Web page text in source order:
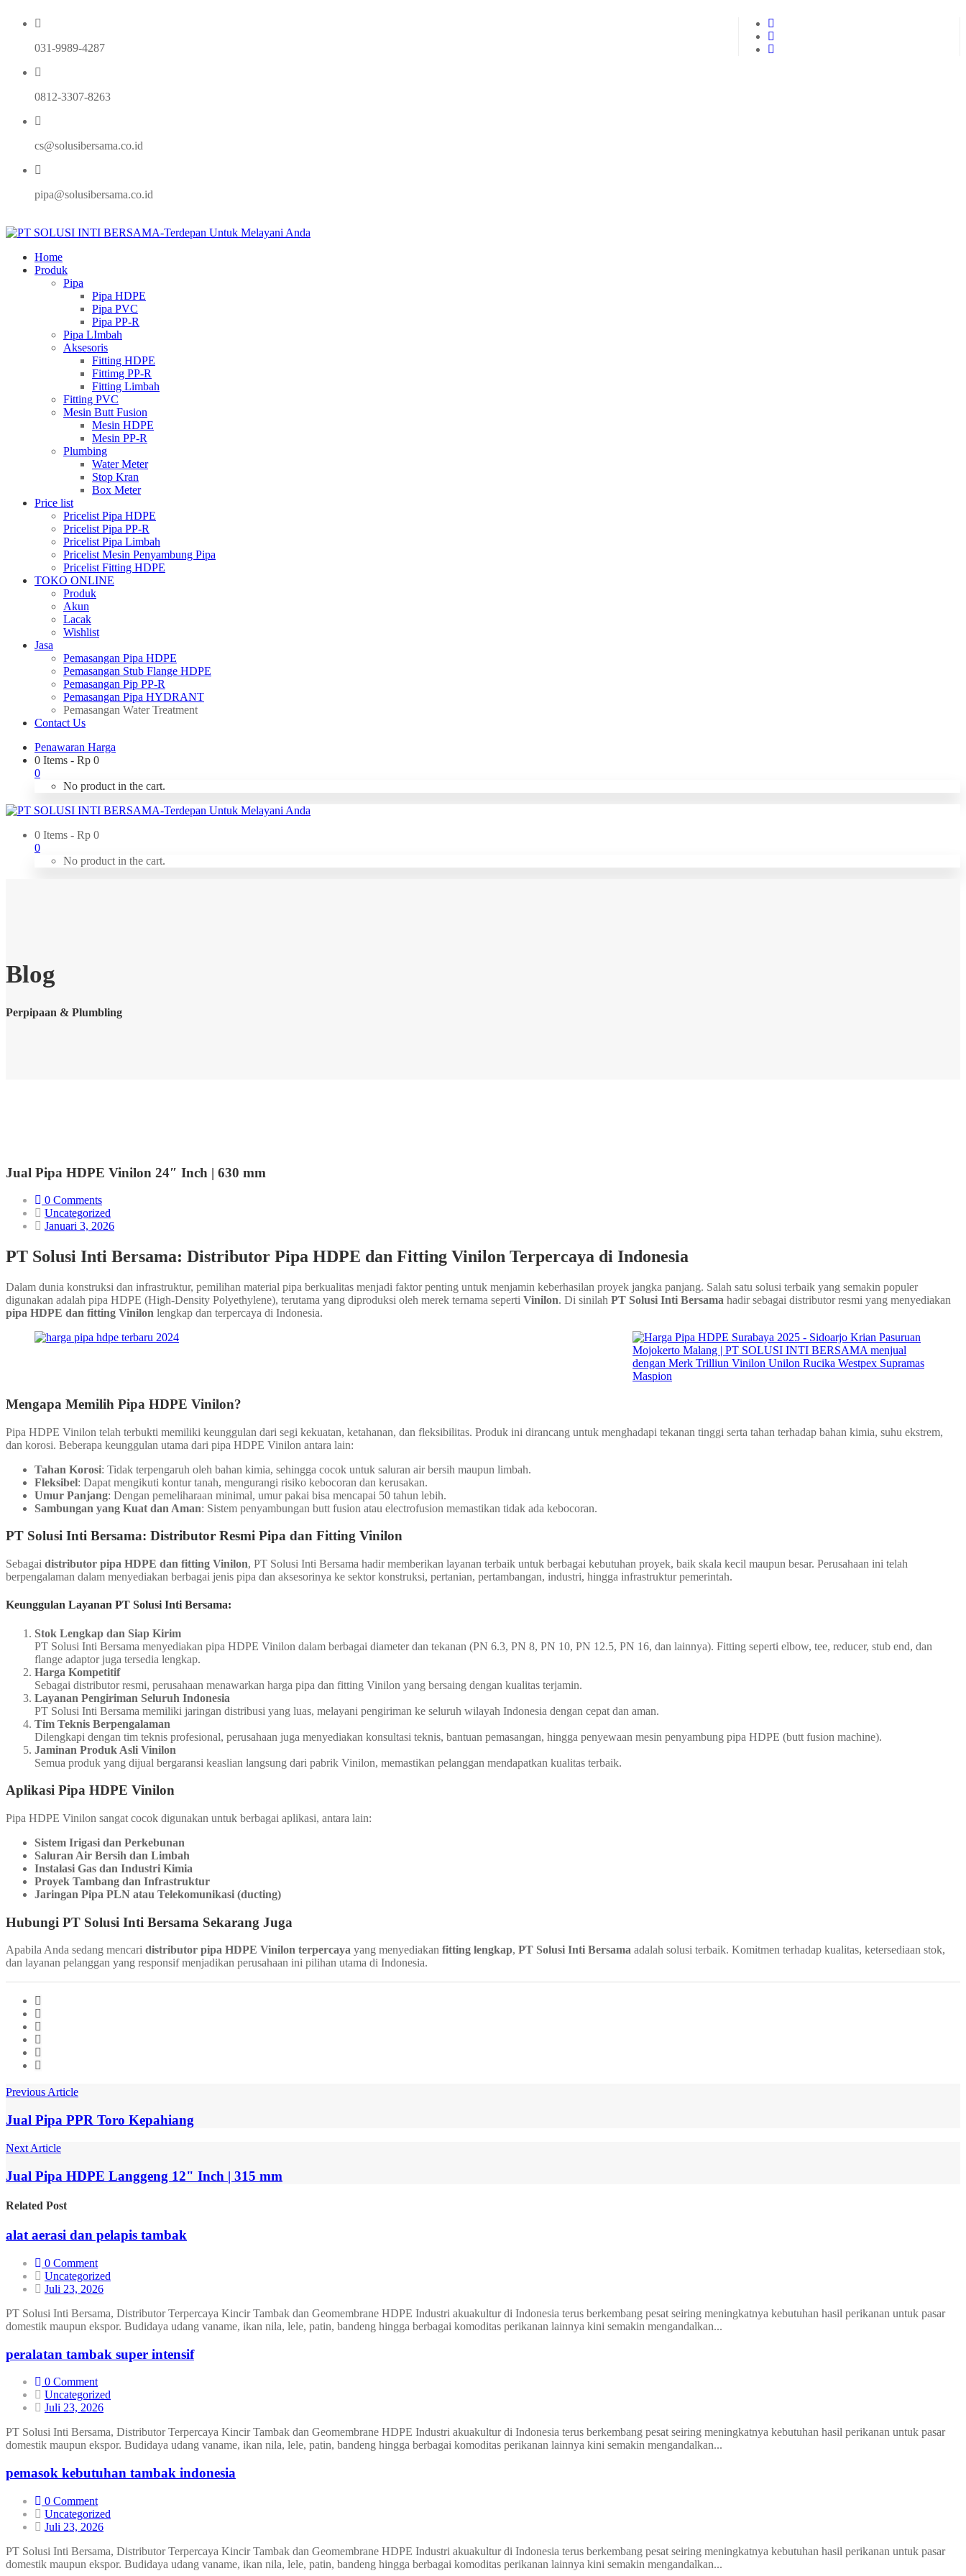
031-9989-4287
0812-3307-8263
cs@solusibersama.co.id
pipa@solusibersama.co.id
Home
Produk
Pipa
Pipa HDPE
Pipa PVC
Pipa PP-R
Pipa LImbah
Aksesoris
Fitting HDPE
Fittimg PP-R
Fitting Limbah
Fitting PVC
Mesin Butt Fusion
Mesin HDPE
Mesin PP-R
Plumbing
Water Meter
Stop Kran
Box Meter
Price list
Pricelist Pipa HDPE
Pricelist Pipa PP-R
Pricelist Pipa Limbah
Pricelist Mesin Penyambung Pipa
Pricelist Fitting HDPE
TOKO ONLINE
Produk
Akun
Lacak
Wishlist
Jasa
Pemasangan Pipa HDPE
Pemasangan Stub Flange HDPE
Pemasangan Pip PP-R
Pemasangan Pipa HYDRANT
Pemasangan Water Treatment
Contact Us
Penawaran Harga
0 Items - Rp 0
0
No product in the cart.
0 Items - Rp 0
0
No product in the cart.
Blog
Perpipaan & Plumbling
Jual Pipa HDPE Vinilon 24″ Inch | 630 mm
0 Comments
Uncategorized
Januari 3, 2026
PT Solusi Inti Bersama: Distributor Pipa HDPE dan Fitting Vinilon Terpercaya di Indonesia
Dalam dunia konstruksi dan infrastruktur, pemilihan material pipa berkualitas menjadi faktor penting untuk menjamin keberhasilan proyek jangka panjang. Salah satu solusi terbaik yang semakin populer
digunakan adalah pipa HDPE (High-Density Polyethylene), terutama yang diproduksi oleh merek ternama seperti Vinilon. Di sinilah PT Solusi Inti Bersama hadir sebagai distributor resmi yang menyediakan
pipa HDPE dan fitting Vinilon lengkap dan terpercaya di Indonesia.
Mengapa Memilih Pipa HDPE Vinilon?
Pipa HDPE Vinilon telah terbukti memiliki keunggulan dari segi kekuatan, ketahanan, dan fleksibilitas. Produk ini dirancang untuk menghadapi tekanan tinggi serta tahan terhadap bahan kimia, suhu ekstrem,
dan korosi. Beberapa keunggulan utama dari pipa HDPE Vinilon antara lain:
Tahan Korosi: Tidak terpengaruh oleh bahan kimia, sehingga cocok untuk saluran air bersih maupun limbah.
Fleksibel: Dapat mengikuti kontur tanah, mengurangi risiko kebocoran dan kerusakan.
Umur Panjang: Dengan pemeliharaan minimal, umur pakai bisa mencapai 50 tahun lebih.
Sambungan yang Kuat dan Aman: Sistem penyambungan butt fusion atau electrofusion memastikan tidak ada kebocoran.
PT Solusi Inti Bersama: Distributor Resmi Pipa dan Fitting Vinilon
Sebagai distributor pipa HDPE dan fitting Vinilon, PT Solusi Inti Bersama hadir memberikan layanan terbaik untuk berbagai kebutuhan proyek, baik skala kecil maupun besar. Perusahaan ini telah
berpengalaman dalam menyediakan berbagai jenis pipa dan aksesorinya ke sektor konstruksi, pertanian, pertambangan, industri, hingga infrastruktur pemerintah.
Keunggulan Layanan PT Solusi Inti Bersama:
Stok Lengkap dan Siap Kirim
PT Solusi Inti Bersama menyediakan pipa HDPE Vinilon dalam berbagai diameter dan tekanan (PN 6.3, PN 8, PN 10, PN 12.5, PN 16, dan lainnya). Fitting seperti elbow, tee, reducer, stub end, dan
flange adaptor juga tersedia lengkap.
Harga Kompetitif
Sebagai distributor resmi, perusahaan menawarkan harga pipa dan fitting Vinilon yang bersaing dengan kualitas terjamin.
Layanan Pengiriman Seluruh Indonesia
PT Solusi Inti Bersama memiliki jaringan distribusi yang luas, melayani pengiriman ke seluruh wilayah Indonesia dengan cepat dan aman.
Tim Teknis Berpengalaman
Dilengkapi dengan tim teknis profesional, perusahaan juga menyediakan konsultasi teknis, bantuan pemasangan, hingga penyewaan mesin penyambung pipa HDPE (butt fusion machine).
Jaminan Produk Asli Vinilon
Semua produk yang dijual bergaransi keaslian langsung dari pabrik Vinilon, memastikan pelanggan mendapatkan kualitas terbaik.
Aplikasi Pipa HDPE Vinilon
Pipa HDPE Vinilon sangat cocok digunakan untuk berbagai aplikasi, antara lain:
Sistem Irigasi dan Perkebunan
Saluran Air Bersih dan Limbah
Instalasi Gas dan Industri Kimia
Proyek Tambang dan Infrastruktur
Jaringan Pipa PLN atau Telekomunikasi (ducting)
Hubungi PT Solusi Inti Bersama Sekarang Juga
Apabila Anda sedang mencari distributor pipa HDPE Vinilon terpercaya yang menyediakan fitting lengkap, PT Solusi Inti Bersama adalah solusi terbaik. Komitmen terhadap kualitas, ketersediaan stok,
dan layanan pelanggan yang responsif menjadikan perusahaan ini pilihan utama di Indonesia.
Previous Article
Jual Pipa PPR Toro Kepahiang
Next Article
Jual Pipa HDPE Langgeng 12" Inch | 315 mm
Related Post
alat aerasi dan pelapis tambak
0 Comment
Uncategorized
Juli 23, 2026
PT Solusi Inti Bersama, Distributor Terpercaya Kincir Tambak dan Geomembrane HDPE Industri akuakultur di Indonesia terus berkembang pesat seiring meningkatnya kebutuhan hasil perikanan untuk pasar
domestik maupun ekspor. Budidaya udang vaname, ikan nila, lele, patin, bandeng hingga berbagai komoditas perikanan lainnya kini semakin mengandalkan...
peralatan tambak super intensif
0 Comment
Uncategorized
Juli 23, 2026
PT Solusi Inti Bersama, Distributor Terpercaya Kincir Tambak dan Geomembrane HDPE Industri akuakultur di Indonesia terus berkembang pesat seiring meningkatnya kebutuhan hasil perikanan untuk pasar
domestik maupun ekspor. Budidaya udang vaname, ikan nila, lele, patin, bandeng hingga berbagai komoditas perikanan lainnya kini semakin mengandalkan...
pemasok kebutuhan tambak indonesia
0 Comment
Uncategorized
Juli 23, 2026
PT Solusi Inti Bersama, Distributor Terpercaya Kincir Tambak dan Geomembrane HDPE Industri akuakultur di Indonesia terus berkembang pesat seiring meningkatnya kebutuhan hasil perikanan untuk pasar
domestik maupun ekspor. Budidaya udang vaname, ikan nila, lele, patin, bandeng hingga berbagai komoditas perikanan lainnya kini semakin mengandalkan...